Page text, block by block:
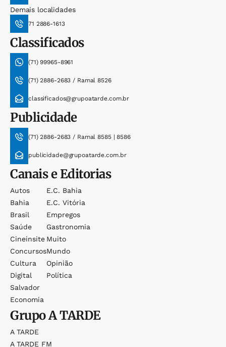
Demais localidades
71 2886-1613
Classificados
(71) 99965-8961
(71) 2886-2683 / Ramal 8526
classificados@grupoatarde.com.br
Publicidade
(71) 2886-2683 / Ramal 8585 | 8586
publicidade@grupoatarde.com.br
Canais e Editorias
Autos
Bahia
Brasil
Saúde
Cineinsite
Concursos
Cultura
Digital
Salvador
Economia
E.c. Bahia
E.c. Vitória
Empregos
Gastronomia
Muito
Mundo
Opinião
Política
GrupoA TARDE
A TARDE
A TARDE FM